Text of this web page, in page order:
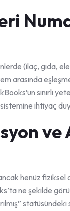
(ilaç, gıda,
arasında
sınırlı
ihtiyaç
ve
henüz fiziksel
ne şekilde